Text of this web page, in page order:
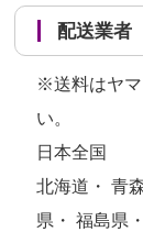
配送業
※送料はヤマ
い。
日本全国
北海道・ 青
県・ 福島県